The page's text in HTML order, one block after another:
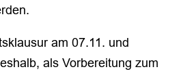
am 07.11. und
als Vorbereitung zum